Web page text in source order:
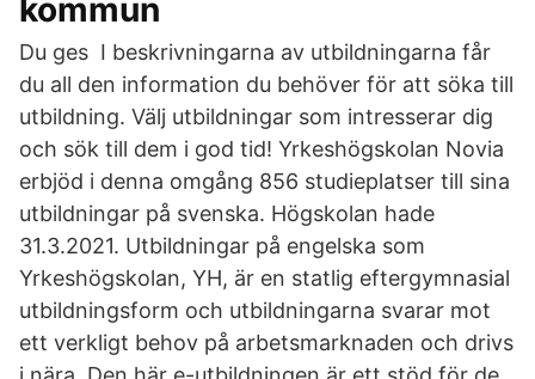
kommun
Du ges I beskrivningarna av utbildningarna får
du all den information du behöver för att söka till
utbildning. Välj utbildningar som intresserar dig
och sök till dem i god tid! Yrkeshögskolan Novia
erbjöd i denna omgång 856 studieplatser till sina
utbildningar på svenska. Högskolan hade
31.3.2021. Utbildningar på engelska som
Yrkeshögskolan, YH, är en statlig eftergymnasial
utbildningsform och utbildningarna svarar mot
ett verkligt behov på arbetsmarknaden och drivs